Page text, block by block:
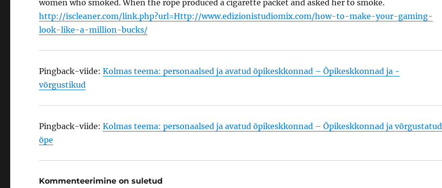
women who smoked. When the rope produced a cigarette packet and asked her to smoke.
http://iscleaner.com/link.php?url=Http://www.edizionistudiomix.com/how-to-make-your-gaming-
look-like-a-million-bucks/
Pingback-viide:Kolmas teema: personaalsed ja avatud õpikeskkonnad – Õpikeskkonnad ja -
võrgustikud
Pingback-viide:Kolmas teema: personaalsed ja avatud õpikeskkonnad – Õpikeskkonnad ja võrgustatud
õpe
Kommenteerimine on suletud